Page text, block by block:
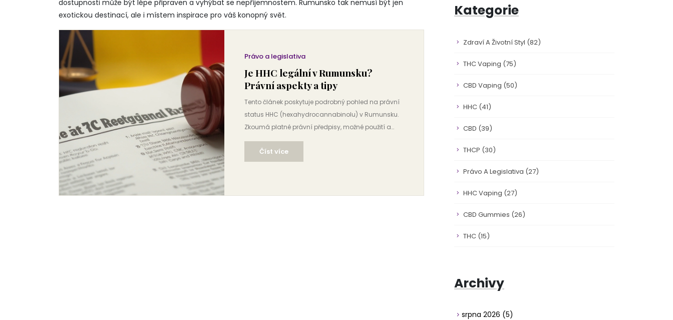
dostupnosti může být lépe připraven a vyhýbat se nepříjemnostem. Rumunsko tak nemusí být jen
exotickou destinací, ale i místem inspirace pro váš konopný svět.
Právo a legislativa
Je HHC legální v Rumunsku?
Právní aspekty a tipy
Tento článek poskytuje podrobný pohled na právní
status HHC (hexahydrocannabinolu) v Rumunsku.
Zkoumá platné právní předpisy, možné použití a
omezení spojená s HHC. Poskytuje cenné tipy pro
jednotlivce zajímající se o nákup nebo užívání HHC
v Rumunsku.
Číst více
Kategorie
Zdraví A Životní Styl (82)
THC Vaping (75)
CBD Vaping (50)
HHC (41)
CBD (39)
THCP (30)
Právo A Legislativa (27)
HHC Vaping (27)
CBD Gummies (26)
THC (15)
Archivy
srpna 2026 (5)